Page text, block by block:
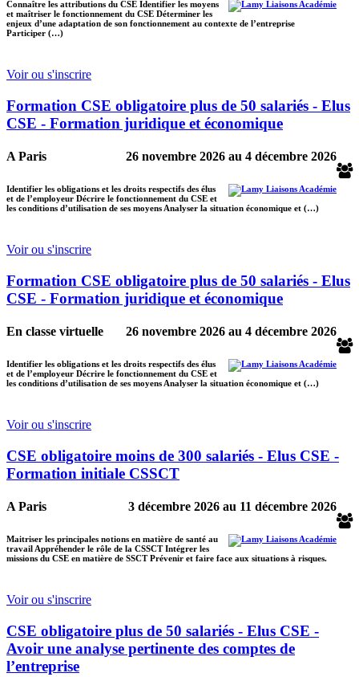
Connaître les attributions du CSE Identifier les moyens
et maîtriser le fonctionnement du CSE Déterminer les
enjeux d’une adaptation de son fonctionnement au contexte de l’entreprise
Participer (…)
Voir ou s'inscrire
Formation CSE obligatoire plus de 50 salariés - Elus
CSE - Formation juridique et économique
A Paris 26 novembre 2026 au 4 décembre 2026
Identifier les obligations et les droits respectifs des élus
et de l’employeur Décrire le fonctionnement du CSE et
les conditions d’utilisation de ses moyens Analyser la situation économique et (…)
Voir ou s'inscrire
Formation CSE obligatoire plus de 50 salariés - Elus
CSE - Formation juridique et économique
En classe virtuelle 26 novembre 2026 au 4 décembre 2026
Identifier les obligations et les droits respectifs des élus
et de l’employeur Décrire le fonctionnement du CSE et
les conditions d’utilisation de ses moyens Analyser la situation économique et (…)
Voir ou s'inscrire
CSE obligatoire moins de 300 salariés - Elus CSE -
Formation initiale CSSCT
A Paris 3 décembre 2026 au 11 décembre 2026
Maitriser les principales notions en matière de santé au
travail Appréhender le rôle de la CSSCT Intégrer les
missions du CSE en matière de SSCT Prévenir et faire face aux situations à risques.
Voir ou s'inscrire
CSE obligatoire plus de 50 salariés - Elus CSE -
Avoir une analyse pertinente des comptes de
l’entreprise